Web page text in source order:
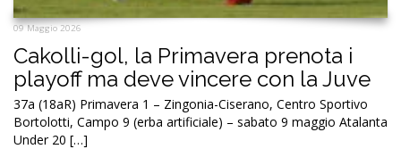
09 Maggio 2026
Cakolli-gol, la Primavera prenota i
playoff ma deve vincere con la Juve
37a (18aR) Primavera 1 – Zingonia-Ciserano, Centro Sportivo
Bortolotti, Campo 9 (erba artificiale) – sabato 9 maggio Atalanta
Under 20 […]